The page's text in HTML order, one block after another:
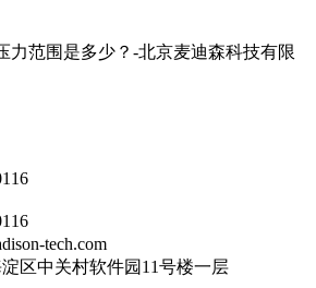
tech.com
区中关村软件园11号楼一层